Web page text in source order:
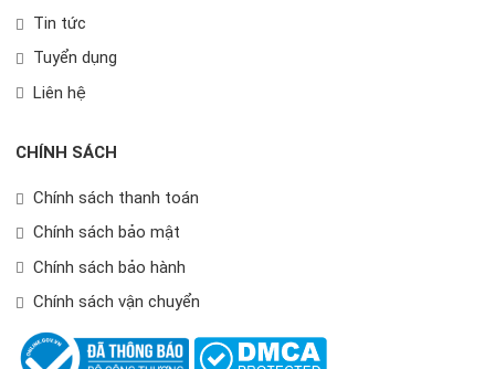
Tin tức
Tuyển dụng
Liên hệ
CHÍNH SÁCH
Chính sách thanh toán
Chính sách bảo mật
Chính sách bảo hành
Chính sách vận chuyển